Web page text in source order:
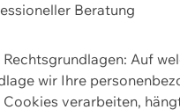
Beratung
Rechtsgrundlagen: Auf
wir Ihre
verarbeiten,